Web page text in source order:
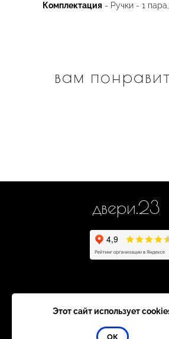
Этот сайт использует
ОК
Комплектация - Ручки - 1
вам
двери.23